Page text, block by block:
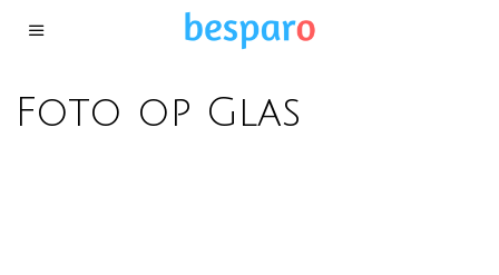
Foto op Glas